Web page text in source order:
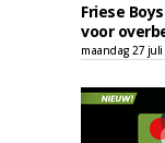
Friese
voor
maandag 27 juli